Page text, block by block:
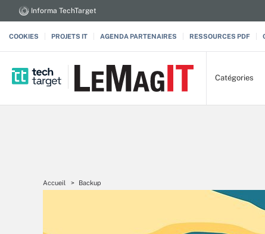
Informa TechTarget
COOKIES PROJETS IT AGENDA PARTENAIRES RESSOURCES PDF
Catégories
Accueil Backup